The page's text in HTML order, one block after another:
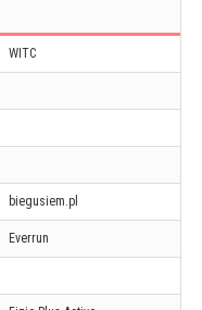
WITC
biegusiem.pl
Everrun